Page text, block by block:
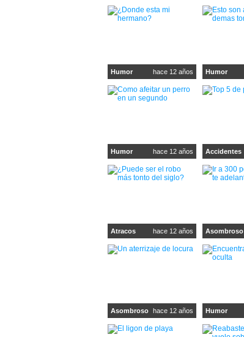
Humor hace 12 años Humor
Humor hace 12 años Accidentes
Atracos hace 12 años Asombroso
Asombroso hace 12 años Humor